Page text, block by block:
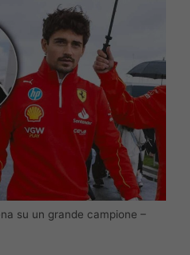
su un grande campione –